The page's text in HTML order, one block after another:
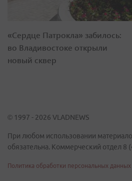
«Сердце Патрокла» забилось:
во Владивостоке открыли
новый сквер
© 1997 - 2026 VLADNEWS
При любом использовании
обязательна. Коммерческий отдел 8
Политика обработки персональных данных